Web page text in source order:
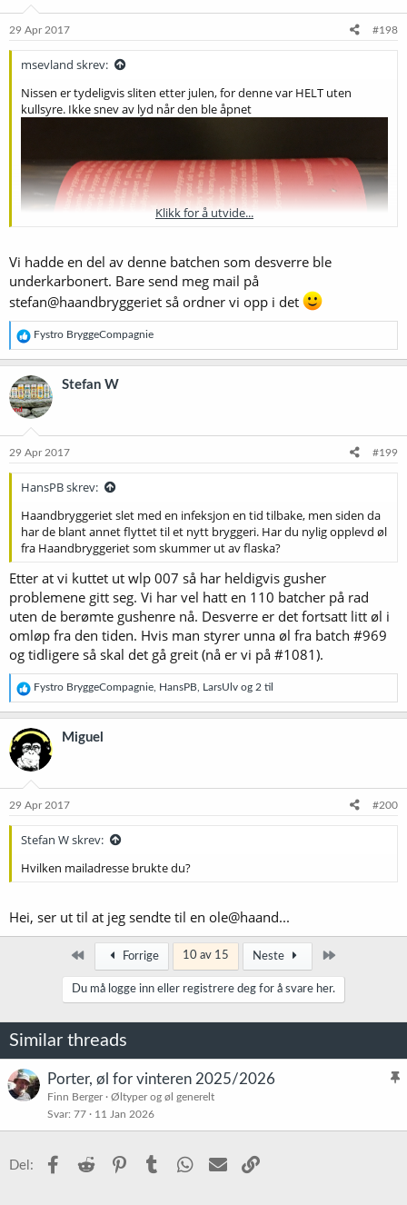
29 Apr 2017 #198
msevland skrev:
Nissen er tydeligvis sliten etter julen, for denne var HELT uten
kullsyre. Ikke snev av lyd når den ble åpnet
Navn på ølet: Nissefar
Produsent: Haand
Batch: 1006
Best før: 29.09.2019
Klikk for å utvide...
Vi hadde en del av denne batchen som desverre ble
underkarbonert. Bare send meg mail på
stefan@haandbryggeriet så ordner vi opp i det
R
e
a
k
s
j
o
e
Fystro BryggeCompagnie
Stefan W
29 Apr 2017 #199
HansPB skrev:
Haandbryggeriet slet med en infeksjon en tid tilbake, men siden da
har de blant annet flyttet til et nytt bryggeri. Har du nylig opplevd øl
fra Haandbryggeriet som skummer ut av flaska?
Etter at vi kuttet ut wlp 007 så har heldigvis gusher
problemene gitt seg. Vi har vel hatt en 110 batcher på rad
uten de berømte gushenre nå. Desverre er det fortsatt litt øl i
omløp fra den tiden. Hvis man styrer unna øl fra batch #969
og tidligere så skal det gå greit (nå er vi på #1081).
R
e
a
k
s
o
e
Fystro BryggeCompagnie HansPB LarsUlv og 2 til
Miguel
29 Apr 2017 #200
Stefan W skrev:
Hvilken mailadresse brukte du?
Hei, ser ut til at jeg sendte til en ole@haand...
Først Forrige 10 av 15 Neste
Du må logge inn eller registrere deg for å svare her.
Similar threads
K
s
Porter, øl for vinteren 2025/2026
Finn Berger
Øltyper og øl generelt
Svar 77 11 Jan 2026
Del: Facebook
Reddit PinterestTumblr WhatsApp
E-post